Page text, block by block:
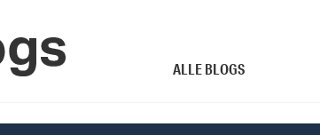
ALLE BLOGS